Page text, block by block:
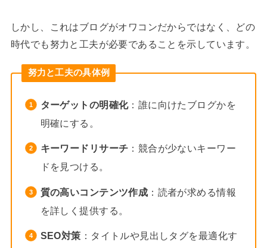
しかし、これはブログがオワコンだからではなく、どの
時代でも努力と工夫が必要であることを示しています。
努力と工夫の具体例
ターゲットの明確化：誰に向けたブログかを
明確にする。
キーワードリサーチ ：競合が少ないキーワー
ドを見つける。
質の高いコンテンツ作成 ：読者が求める情報
を詳しく提供する。
SEO対策 ：タイトルや見出しタグを最適化す